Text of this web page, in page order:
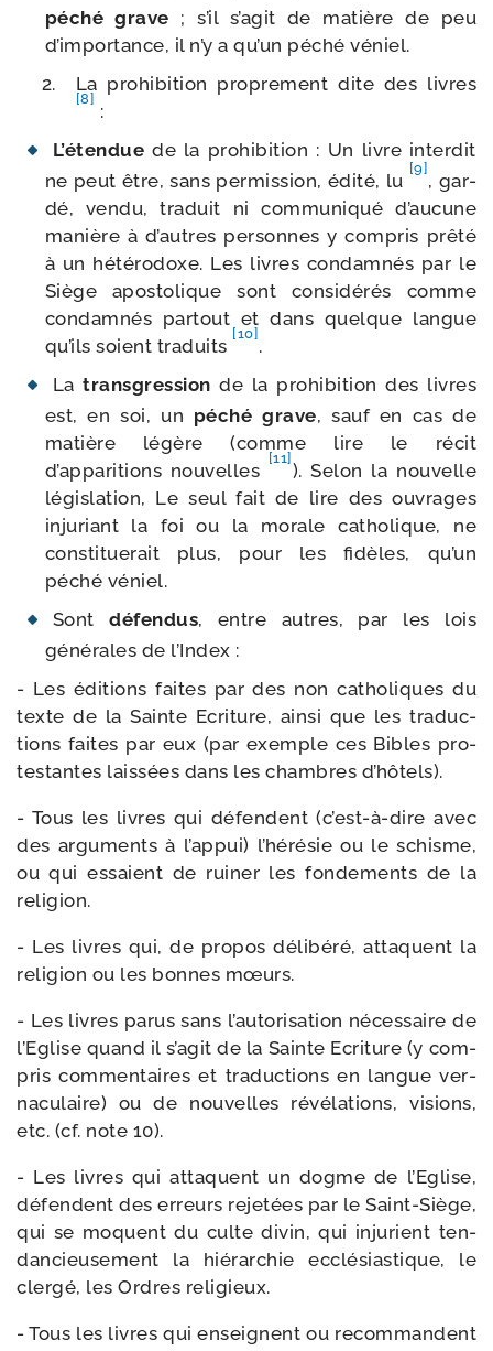
péché grave ; s’il s’agit de matière de peu
d’importance, il n’y a qu’un péché véniel.
La pro­hi­bi­tion pro­pre­ment dite des livres
[8]
:
L’étendue de la pro­hi­bi­tion : Un livre inter­dit
ne peut être, sans per­mis­sion, édi­té, lu
[9]
, gar­
dé, ven­du, tra­duit ni com­mu­ni­qué d’aucune
manière à d’autres per­sonnes y com­pris prê­té
à un hété­ro­doxe. Les livres condam­nés par le
Siège apos­to­lique sont consi­dé­rés comme
condam­nés par­tout et dans quelque langue
qu’ils soient tra­duits
[10]
.
Latrans­gres­sion de la pro­hi­bi­tion des livres
est, en soi, un péché grave, sauf en cas de
matière légère (comme lire le récit
d’apparitions nou­velles
[11]
). Selon la nou­velle
légis­la­tion, Le seul fait de lire des ouvrages
inju­riant la foi ou la morale catho­lique, ne
consti­tue­rait plus, pour les fidèles, qu’un
péché véniel.
Sont défen­dus, entre autres, par les lois
géné­rales de l’Index :
- Les édi­tions faites par des non catho­liques du
texte de la Sainte Ecriture, ain­si que les tra­duc­
tions faites par eux (par exemple ces Bibles pro­
tes­tantes lais­sées dans les chambres d’hôtels).
- Tous les livres qui défendent (c’est-à-dire avec
des argu­ments à l’appui) l’hérésie ou le schisme,
ou qui essaient de rui­ner les fon­de­ments de la
religion.
- Les livres qui, de pro­pos déli­bé­ré, attaquent la
reli­gion ou les bonnes mœurs.
- Les livres parus sans l’autorisation néces­saire de
l’Eglise quand il s’agit de la Sainte Ecriture (y com­
pris com­men­taires et tra­duc­tions en langue ver­
na­cu­laire) ou de nou­velles révé­la­tions, visions,
etc. (cf. note 10).
- Les livres qui attaquent un dogme de l’Eglise,
défendent des erreurs reje­tées par le Saint-​Siège,
qui se moquent du culte divin, qui inju­rient ten­
dan­cieu­se­ment la hié­rar­chie ecclé­sias­tique, le
cler­gé, les Ordres religieux.
- Tous les livres qui enseignent ou recom­mandent